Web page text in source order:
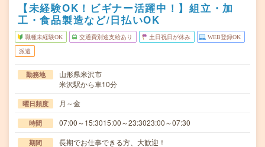
【未経験OK！ビギナー活躍中！】組立・加
工・食品製造など/日払いOK
職種未経験OK 交通費別途支給あり 土日祝日が休み WEB登録OK
派遣
勤務地
山形県米沢市
米沢駅から車10分
曜日頻度 月～金
時間 07:00～15:3015:00～23:3023:00～07:30
期間 長期でお仕事できる方、大歓迎！